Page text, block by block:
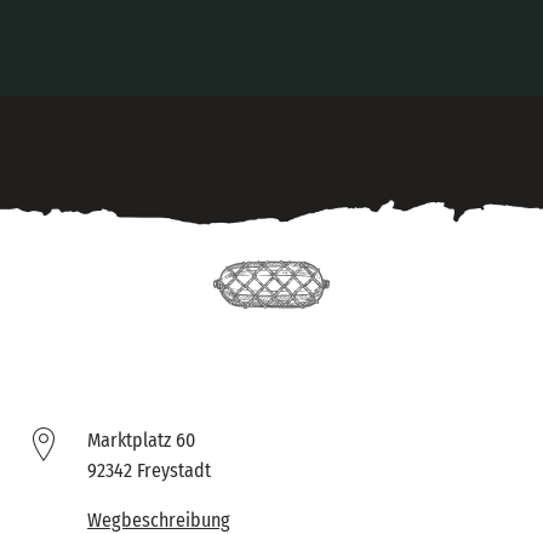
Marktplatz 60
92342 Freystadt
Wegbeschreibung